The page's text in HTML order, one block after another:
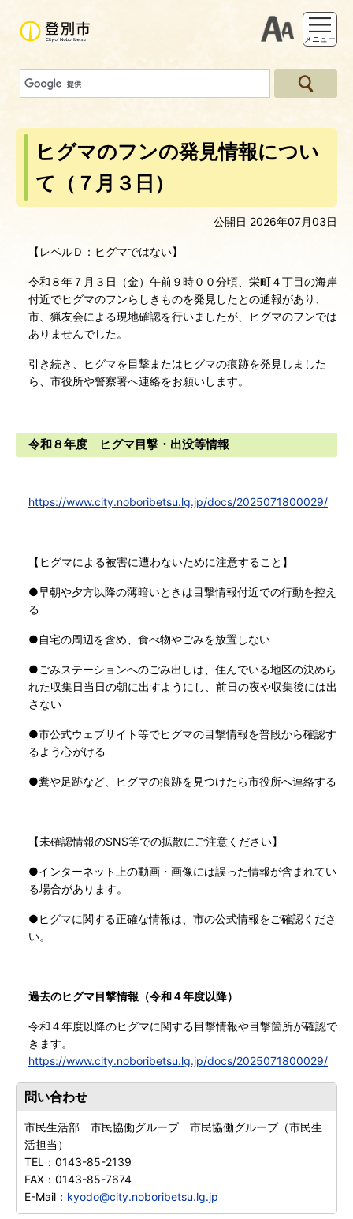
支援ツー
メニュー
ヒグマのフンの発見情報につい
て（７月３日）
公開日 2026年07月03日
【レベルＤ：ヒグマではない】
令和８年７月３日（金）午前９時００分頃、栄町４丁目の海岸
付近でヒグマのフンらしきものを発見したとの通報があり、
市、猟友会による現地確認を行いましたが、ヒグマのフンでは
ありませんでした。
引き続き、ヒグマを目撃またはヒグマの痕跡を発見しました
ら、市役所や警察署へ連絡をお願いします。
令和８年度 ヒグマ目撃・出没等情報
https://www.city.noboribetsu.lg.jp/docs/2025071800029/
【ヒグマによる被害に遭わないために注意すること】
●早朝や夕方以降の薄暗いときは目撃情報付近での行動を控え
る
●自宅の周辺を含め、食べ物やごみを放置しない
●ごみステーションへのごみ出しは、住んでいる地区の決めら
れた収集日当日の朝に出すようにし、前日の夜や収集後には出
さない
●市公式ウェブサイト等でヒグマの目撃情報を普段から確認す
るよう心がける
●糞や足跡など、ヒグマの痕跡を見つけたら市役所へ連絡する
【未確認情報のSNS等での拡散にご注意ください】
●インターネット上の動画・画像には誤った情報が含まれてい
る場合があります。
●ヒグマに関する正確な情報は、市の公式情報をご確認くださ
い。
過去のヒグマ目撃情報（令和４年度以降）
令和４年度以降のヒグマに関する目撃情報や目撃箇所が確認で
きます。
https://www.city.noboribetsu.lg.jp/docs/2025071800029/
問い合わせ
市民生活部 市民協働グループ 市民協働グループ（市民生
活担当）
TEL： 0143-85-2139
FAX： 0143-85-7674
E-Mail： kyodo@city.noboribetsu.lg.jp